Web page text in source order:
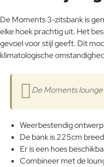
De Moments 3-zitsbank is
elke hoek prachtig uit. Het
gevoel voor stijl geeft. Dit
klimatologische
De Moments
Weerbestendig
De bank is 225cm
Er is een hoes
Combineer met de